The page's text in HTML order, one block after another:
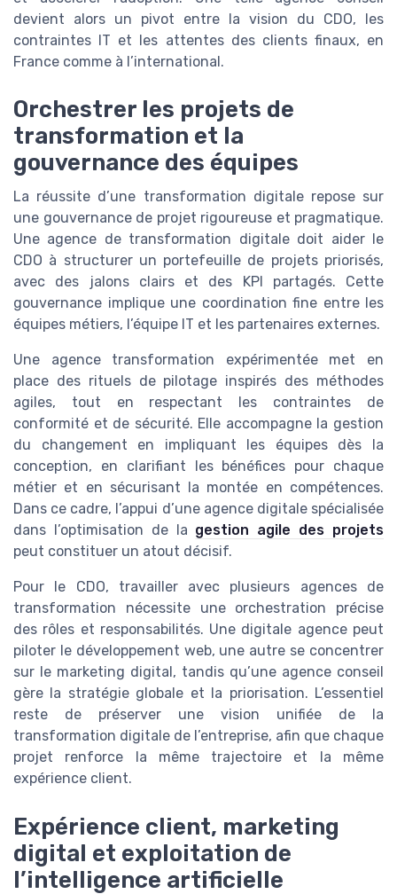
devient alors un pivot entre la vision du CDO, les
contraintes IT et les attentes des clients finaux, en
France comme à l’international.
Orchestrer les projets de
transformation et la
gouvernance des équipes
La réussite d’une transformation digitale repose sur
une gouvernance de projet rigoureuse et pragmatique.
Une agence de transformation digitale doit aider le
CDO à structurer un portefeuille de projets priorisés,
avec des jalons clairs et des KPI partagés. Cette
gouvernance implique une coordination fine entre les
équipes métiers, l’équipe IT et les partenaires externes.
Une agence transformation expérimentée met en
place des rituels de pilotage inspirés des méthodes
agiles, tout en respectant les contraintes de
conformité et de sécurité. Elle accompagne la gestion
du changement en impliquant les équipes dès la
conception, en clarifiant les bénéfices pour chaque
métier et en sécurisant la montée en compétences.
Dans ce cadre, l’appui d’une agence digitale spécialisée
dans l’optimisation de la gestion agile des projets
peut constituer un atout décisif.
Pour le CDO, travailler avec plusieurs agences de
transformation nécessite une orchestration précise
des rôles et responsabilités. Une digitale agence peut
piloter le développement web, une autre se concentrer
sur le marketing digital, tandis qu’une agence conseil
gère la stratégie globale et la priorisation. L’essentiel
reste de préserver une vision unifiée de la
transformation digitale de l’entreprise, afin que chaque
projet renforce la même trajectoire et la même
expérience client.
Expérience client, marketing
digital et exploitation de
l’intelligence artificielle